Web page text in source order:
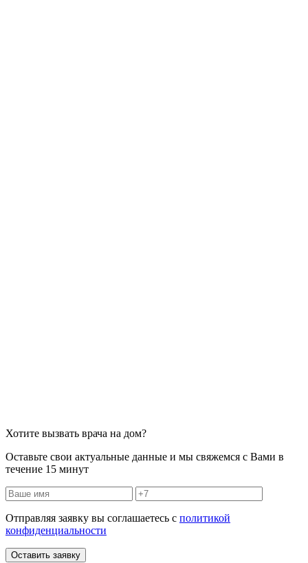
Хотите вызвать врача на дом?
Оставьте свои актуальные данные и мы свяжемся с Вами в
течение 15 минут
Отправляя заявку вы соглашаетесь с политикой
конфиденциальности
Оставить заявку